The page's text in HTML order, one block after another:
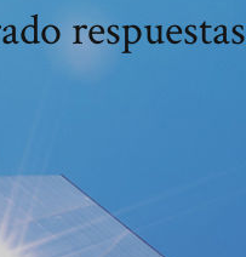
respuestas